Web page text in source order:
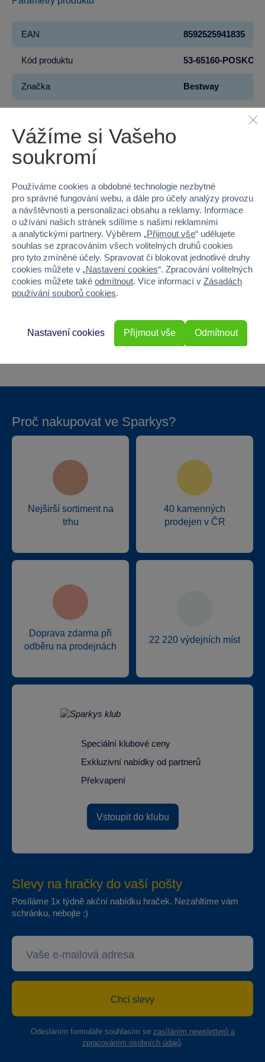
EAN 8592525941835
Kód produktu 53-65160-POSKO
Značka Bestway
Pohlaví
Šířka
Výška 82
Hloubka 30
Hmotnost v gramech 15572
Baterie produktu - vyžaduje Ne
Baterie produktu - součást balení
Baterie příslušenství - vyžaduje Ne
Baterie příslušenství - součást balení Ne
Proč nakupovat ve Sparkys?
Nejširší sortiment na
trhu
40 kamenných
prodejen v ČR
Doprava zdarma při
odběru na prodejnách
22 220 výdejních míst
Speciální klubové ceny
Exkluzivní nabídky od partnerů
Překvapení
Vstoupit do klubu
Slevy na hračky do vaší pošty
Posíláme 1x týdně akční nabídku hraček. Nezahltíme vám
schránku, nebojte :)
Chci slevy
Odesláním formuláře souhlasím se zasíláním newsletterů a
zpracováním osobních údajů.
Vážíme si Vašeho
soukromí
Používáme cookies a obdobné technologie nezbytné
pro správné fungování webu, a dále pro účely analýzy provozu
a návštěvnosti a personalizaci obsahu a reklamy. Informace
o užívání našich stránek sdílíme s našimi reklamními
a analytickými partnery. Výběrem „Přijmout vše“ udělujete
souhlas se zpracováním všech volitelných druhů cookies
pro tyto zmíněné účely. Spravovat či blokovat jednotlivé druhy
cookies můžete v „Nastavení cookies“. Zpracování volitelných
cookies můžete také odmítnout. Více informací v Zásadách
používání souborů cookies.
Odmítnout
Nastavení cookies Přijmout vše